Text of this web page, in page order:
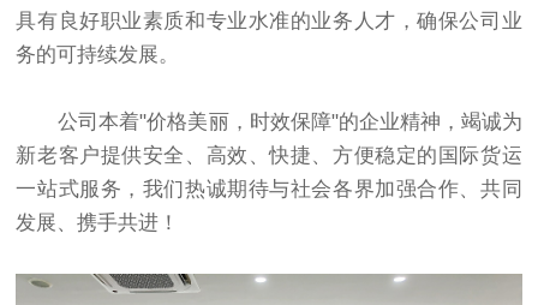
具有良好职业素质和专业水准的业务人才，确保公司业
务的可持续发展。
公司本着"价格美丽，时效保障"的企业精神，竭诚为
新老客户提供安全、高效、快捷、方便稳定的国际货运
一站式服务，我们热诚期待与社会各界加强合作、共同
发展、携手共进！